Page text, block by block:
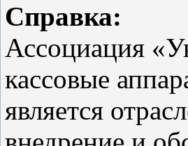
Справка:
Ассоциация
кассовые
является